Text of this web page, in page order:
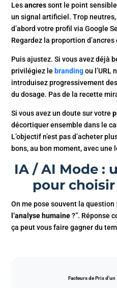
Lesancressont le point
un signal artificiel. Trop
d’abord votre profil via Google
Regardez la proportion d’ancres
Puis ajustez. Si vous avez déjà
privilégiez le brandingou l’URL
introduisez progressivement
du dosage. Pas de la recette
Si vous avez un doute sur votre
décortiquer ensemble dans le
L’objectif n’est pas d’acheter
bons, au bon moment, avec une
IA / AI Mode :
pour choisir
On me pose souvent la question
l’analyse humaine?”. Réponse
ça peut vous faire gagner du
Facteurs de Prix